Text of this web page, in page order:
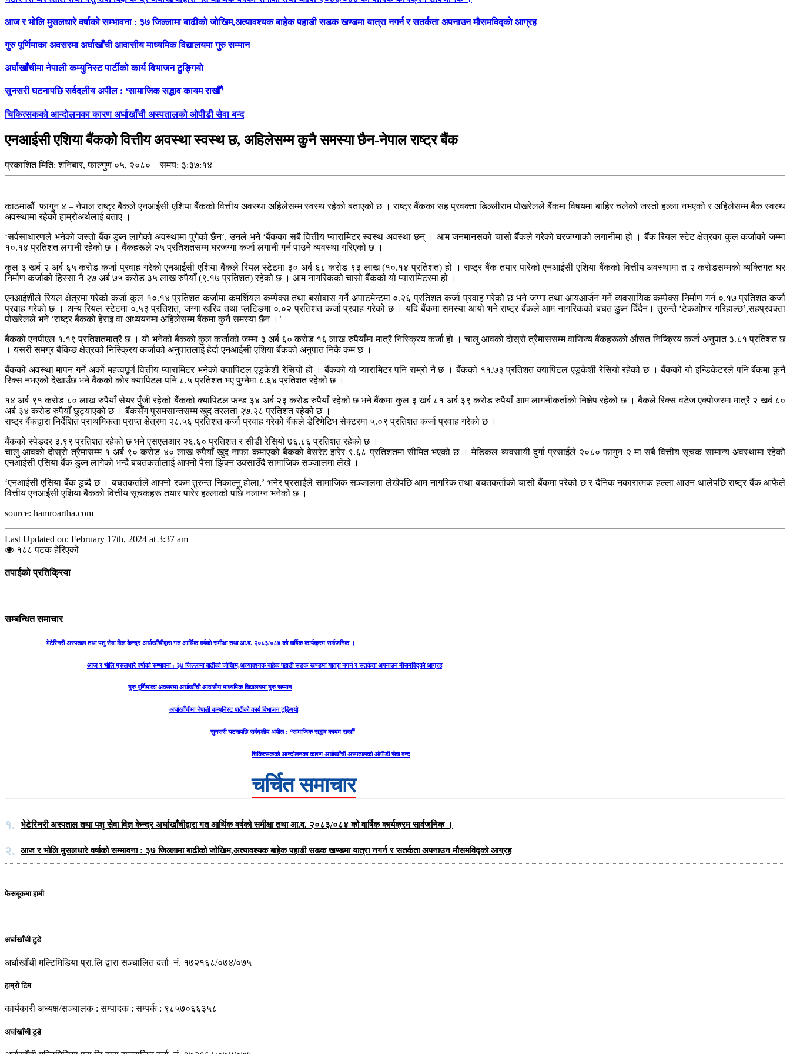
आज र भोलि मुसलधारे वर्षाको सम्भावना : ३७ जिल्लामा बाढीको जोखिम,अत्यावश्यक बाहेक पहाडी सडक खण्डमा यात्रा नगर्न र सतर्कता अपनाउन मौसमविद्काे आग्रह
गुरु पूर्णिमाका अवसरमा अर्घाखाँची आवासीय माध्यमिक विद्यालयमा गुरु सम्मान
अर्घाखाँचीमा नेपाली कम्युनिस्ट पार्टीको कार्य विभाजन टुङ्गियो
सुनसरी घटनापछि सर्वदलीय अपील : ‘सामाजिक सद्भाव कायम राखौँ’
चिकित्सकको आन्दोलनका कारण अर्घाखाँची अस्पतालको ओपीडी सेवा बन्द
एनआईसी एशिया बैंकको वित्तीय अवस्था स्वस्थ छ, अहिलेसम्म कुनै समस्या छैन-नेपाल राष्ट्र बैंक
प्रकाशित मिति:शनिबार, फाल्गुण ०५, २०८० समय: ३:३७:१४
काठमाडौं फागुन ४ – नेपाल राष्ट्र बैंकले एनआईसी एशिया बैंकको वित्तीय अवस्था अहिलेसम्म स्वस्थ रहेको बताएको छ । राष्ट्र बैंकका सह प्रवक्ता डिल्लीराम पोखरेलले बैंकमा विषयमा बाहिर चलेको जस्तो हल्ला नभएको र अहिलेसम्म बैंक स्वस्थ
अवस्थामा रहेको हाम्रोअर्थलाई बताए ।
‘सर्वसाधारणले भनेको जस्तो बैंक डुब्न लागेको अवस्थामा पुगेको छैन’, उनले भने ‘बैंकका सबै वित्तीय प्यारामिटर स्वस्थ अवस्था छन् । आम जनमानसको चासो बैंकले गरेको घरजग्गाको लगानीमा हो । बैंक रियल स्टेट क्षेत्रका कुल कर्जाको जम्मा
१०.१४ प्रतिशत लगानी रहेको छ । बैंकहरूले २५ प्रतिशतसम्म घरजग्गा कर्जा लगानी गर्न पाउने व्यवस्था गरिएको छ ।
कुल ३ खर्ब २ अर्ब ६५ करोड कर्जा प्रवाह गरेको एनआईसी एशिया बैंकले रियल स्टेटमा ३० अर्ब ६८ करोड ९३ लाख (१०.१४ प्रतिशत) हो । राष्ट्र बैंक तयार पारेको एनआईसी एशिया बैंकको वित्तीय अवस्थामा त २ करोडसम्मको व्यक्तिगत घर
निर्माण कर्जाको हिस्सा नै २७ अर्ब ७५ करोड ३५ लाख रुपैयाँ (९.१७ प्रतिशत) रहेको छ । आम नागरिकको चासो बैंकको यो प्यारामिटरमा हो ।
एनआईशीले रियल क्षेत्रमा गरेको कर्जा कुल १०.१४ प्रतिशत कर्जामा कमर्शियल कम्पेक्स तथा बसोबास गर्ने अपाटमेन्टमा ०.२६ प्रतिशत कर्जा प्रवाह गरेको छ भने जग्गा तथा आयआर्जन गर्ने व्यवसायिक कम्पेक्स निर्माण गर्न ०.१७ प्रतिशत कर्जा
प्रवाह गरेको छ । अन्य रियल स्टेटमा ०.५३ प्रतिशत, जग्गा खरिद तथा प्लटिङमा ०.०२ प्रतिशत कर्जा प्रवाह गरेको छ । यदि बैंकमा समस्या आयो भने राष्ट्र बैंकले आम नागरिकको बचत डुब्न दिँदैन। तुरुन्तै ‘टेकओभर गरिहाल्छ’,सहप्रवक्ता
पोखरेलले भने ‘राष्ट्र बैंकको हेराइ वा अध्ययनमा अहिलेसम्म बैंकमा कुनै समस्या छैन ।’
बैंकको एनपीएल १.१९ प्रतिशतमात्रै छ । यो भनेको बैंकको कुल कर्जाको जम्मा ३ अर्ब ६० करोड १६ लाख रुपैयाँमा मात्रै निस्क्रिय कर्जा हो । चालु आवको दोस्रो त्रैमाससम्म वाणिज्य बैंकहरूको औसत निष्क्रिय कर्जा अनुपात ३.८१ प्रतिशत छ
। यसरी समग्र बैकिङ क्षेत्रको निस्क्रिय कर्जाको अनुपातलाई हेर्दा एनआईसी एशिया बैंकको अनुपात निकै कम छ ।
बैंकको अवस्था मापन गर्ने अर्को महत्वपूर्ण वित्तीय प्यारामिटर भनेको क्यापिटल एडुकेशी रेसियो हो । बैंकको यो प्यारामिटर पनि राम्रो नै छ । बैंकको ११.७३ प्रतिशत क्यापिटल एडुकेशी रेसियो रहेको छ । बैंकको यो इन्डिकेटरले पनि बैंकमा कुनै
रिक्स नभएको देखाउँछ भने बैंकको कोर क्यापिटल पनि ८.५ प्रतिशत भए पुग्नेमा ८.६४ प्रतिशत रहेको छ ।
१४ अर्ब ९१ करोड ८० लाख रुपैयाँ सेयर पुँजी रहेको बैंकको क्यापिटल फन्ड ३४ अर्ब २३ करोड रुपैयाँ रहेको छ भने बैंकमा कुल ३ खर्ब ८१ अर्ब ३९ करोड रुपैयाँ आम लागनीकर्ताको निक्षेप रहेको छ । बैंकले रिक्स वटेज एक्पोजरमा मात्रै २ खर्ब ८०
अर्ब ३४ करोड रुपैयाँ छुट्याएको छ । बैंकसँग पुसमसान्तसम्म खुद तरलता २७.२८ प्रतिशत रहेको छ ।
राष्ट्र बैंकद्वारा निर्देशित प्राथमिकता प्राप्त क्षेत्रमा २८.५६ प्रतिशत कर्जा प्रवाह गरेको बैंकले डेरिभेटिभ सेक्टरमा ५.०९ प्रतिशत कर्जा प्रवाह गरेको छ ।
बैंकको स्पेडदर ३.९९ प्रतिशत रहेको छ भने एसएलआर २६.६० प्रतिशत र सीडी रेसियो ७६.८६ प्रतिशत रहेको छ ।
चालु आवको दोस्रो त्रैमासम्म १ अर्ब ९० करोड ४० लाख रुपैयाँ खुद नाफा कमाएको बैंकको बेसरेट झरेर ९.६८ प्रतिशतमा सीमित भएको छ । मेडिकल व्यवसायी दुर्गा प्रसाईले २०८० फागुन २ मा सबै वित्तीय सूचक सामान्य अवस्थामा रहेको
एनआईसी एसिया बैंक डुब्न लागेको भन्दै बचतकर्तालाई आफ्नो पैसा झिक्न उक्साउँदै सामाजिक सञ्जालमा लेखे ।
‘एनआईसी एसिया बैंक डुब्दै छ । बचतकर्ताले आफ्नो रकम तुरुन्त निकाल्नु होला,’ भनेर प्रसाईंले सामाजिक सञ्जालमा लेखेपछि आम नागरिक तथा बचतकर्ताको चासो बैंकमा परेको छ र दैनिक नकारात्मक हल्ला आउन थालेपछि राष्ट्र बैंक आफैले
वित्तीय एनआईसी एशिया बैंकको वित्तीय सूचकहरू तयार पारेर हल्लाको पछि नलाग्न भनेको छ ।
source: hamroartha.com
Last Updated on: February 17th, 2024 at 3:37 am
१८८ पटक हेरिएको
तपाईको प्रतिक्रिया
सम्बन्धित समाचार
भेटेरिनरी अस्पताल तथा पशु सेवा विज्ञ केन्द्र अर्घाखाँचीद्वारा गत आर्थिक वर्षको समीक्षा तथा आ.व. २०८३/०८४ को वार्षिक कार्यक्रम सार्वजनिक ।
आज र भोलि मुसलधारे वर्षाको सम्भावना : ३७ जिल्लामा बाढीको जोखिम,अत्यावश्यक बाहेक पहाडी सडक खण्डमा यात्रा नगर्न र सतर्कता अपनाउन मौसमविद्काे आग्रह
गुरु पूर्णिमाका अवसरमा अर्घाखाँची आवासीय माध्यमिक विद्यालयमा गुरु सम्मान
अर्घाखाँचीमा नेपाली कम्युनिस्ट पार्टीको कार्य विभाजन टुङ्गियो
सुनसरी घटनापछि सर्वदलीय अपील : ‘सामाजिक सद्भाव कायम राखौँ’
चिकित्सकको आन्दोलनका कारण अर्घाखाँची अस्पतालको ओपीडी सेवा बन्द
चर्चित समाचार
१. भेटेरिनरी अस्पताल तथा पशु सेवा विज्ञ केन्द्र अर्घाखाँचीद्वारा गत आर्थिक वर्षको समीक्षा तथा आ.व. २०८३/०८४ को वार्षिक कार्यक्रम सार्वजनिक ।
२. आज र भोलि मुसलधारे वर्षाको सम्भावना : ३७ जिल्लामा बाढीको जोखिम,अत्यावश्यक बाहेक पहाडी सडक खण्डमा यात्रा नगर्न र सतर्कता अपनाउन मौसमविद्काे आग्रह
फेसबूकमा हामी
अर्घाखाँची टुडे
अर्घाखाँची मल्टिमिडिया प्रा.लि द्वारा सञ्चालित दर्ता नं. १७२१६८/०७४/०७५
हाम्रो टिम
कार्यकारी अध्यक्ष/सञ्चालक : सम्पादक : सम्पर्क : ९८५७०६६३५८
अर्घाखाँची टुडे